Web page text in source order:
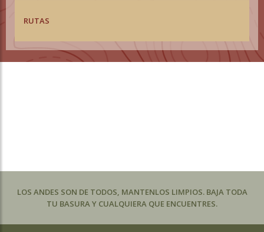
RUTAS
LOS ANDES SON DE TODOS, MANTENLOS LIMPIOS. BAJA TODA
TU BASURA Y CUALQUIERA QUE ENCUENTRES.